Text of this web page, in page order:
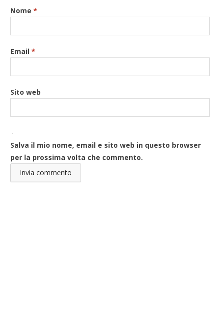
Nome*
Email*
Sito web
Salva il mio nome, email e sito web in questo browser
per la prossima volta che commento.